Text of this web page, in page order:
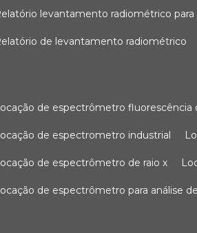
relatório levantamento radiométrico
relatório de levantamento radiométrico
locação de espectrômetro fluorescência
locação de espectrometro industrial
locação de espectrômetro de raio x
locação de espectrômetro para análise